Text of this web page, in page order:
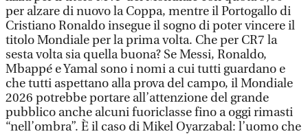
per alzare di nuovo la Coppa, mentre il Portogallo di
Cristiano Ronaldo insegue il sogno di poter vincere il
titolo Mondiale per la prima volta. Che per CR7 la
sesta volta sia quella buona? Se Messi, Ronaldo,
Mbappé e Yamal sono i nomi a cui tutti guardano e
che tutti aspettano alla prova del campo, il Mondiale
2026 potrebbe portare all’attenzione del grande
pubblico anche alcuni fuoriclasse fino a oggi rimasti
“nell’ombra”. È il caso di Mikel Oyarzabal: l’uomo che